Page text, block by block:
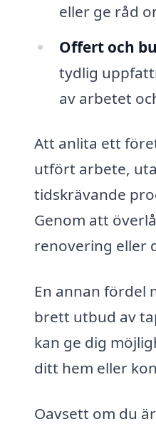
eller ge råd
Offert och
tydlig
av arbetet
Att anlita ett
utfört arbete,
tidskrävande
Genom att
renovering eller
En annan fördel
brett utbud av
kan ge dig
ditt hem eller
Oavsett om du